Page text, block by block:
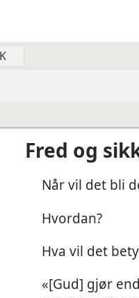
Fred og
Når vil det bli
Hvordan?
Hva vil det
«[Gud] gjør